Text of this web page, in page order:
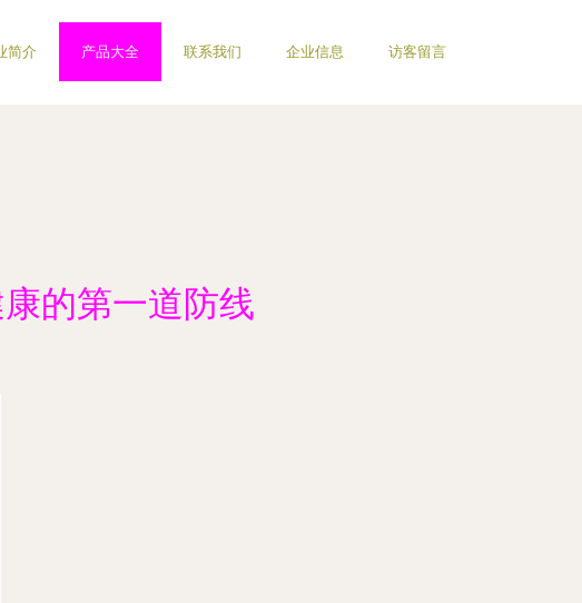
简介 产品大全 联系我们 企业信息 访客留言
的第一道防线